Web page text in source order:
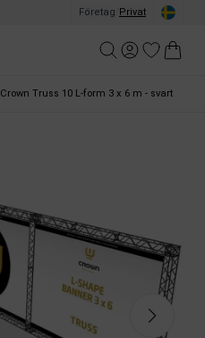
Företag Privat
Crown Truss 10 L-form 3 x 6 m - svart